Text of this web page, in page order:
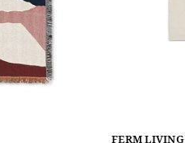
FERM LIVING